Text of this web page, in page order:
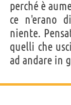
perché è
ce n'erano
niente.
quelli che
ad andare in